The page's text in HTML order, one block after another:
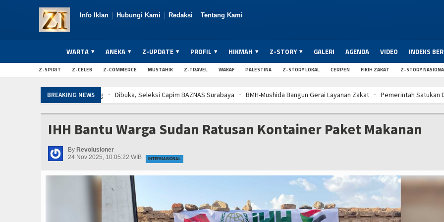
Info Iklan Hubungi Kami Redaksi Tentang Kami
WARTA ANEKA Z-UPDATE PROFIL HIKMAH Z-STORY GALERI AGENDA VIDEO INDEKS
Z-SPIRIT Z-CELEB Z-COMMERCE MUSTAHIK Z-TRAVEL WAKAF PALESTINA Z-STORY LOKAL CERPEN FIKIH ZAKAT Z-STORY
BREAKING NEWS Dibuka, Seleksi Capim BAZNAS Surabaya BMH-Mushida Bangun Gerai Layanan Zakat Pemerintah Satukan
Pemerintah Satukan
IHH Bantu Warga Sudan Ratusan Kontainer Paket Makanan
By Revolusioner
24 Nov 2025, 10:05:22 WIB
INTERNASIONAL